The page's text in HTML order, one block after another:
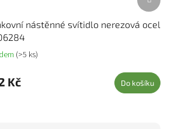
nástěnné svítidlo nerezová ocel
(>5 ks)
Kč Do košíku